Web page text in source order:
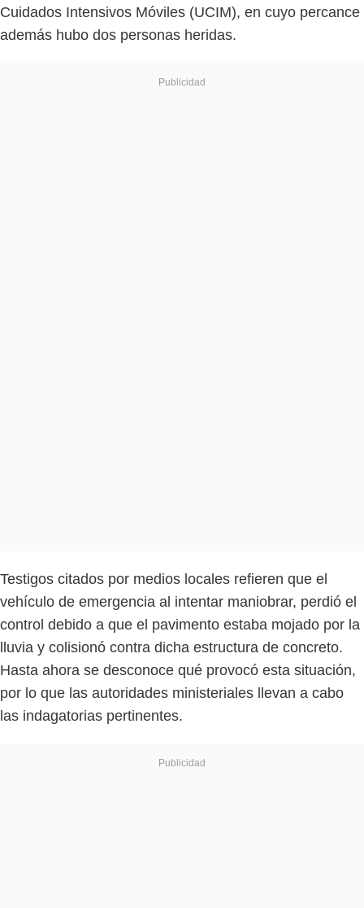
Cuidados Intensivos Móviles (UCIM), en cuyo percance
además hubo dos personas heridas.
Testigos citados por medios locales refieren que el
vehículo de emergencia al intentar maniobrar, perdió el
control debido a que el pavimento estaba mojado por la
lluvia y colisionó contra dicha estructura de concreto.
Hasta ahora se desconoce qué provocó esta situación,
por lo que las autoridades ministeriales llevan a cabo
las indagatorias pertinentes.